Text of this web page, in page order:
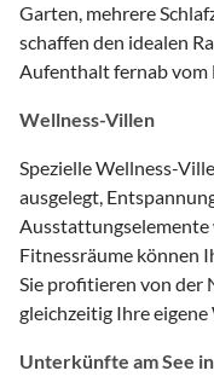
Garten, mehrere
schaffen den idealen
Aufenthalt fernab
Wellness-Villen
Spezielle Wellness-
ausgelegt,
Ausstattungselemente
Fitnessräume können
Sie profitieren von der
gleichzeitig Ihre
Unterkünfte am See